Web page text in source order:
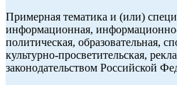
Примерная тематика и (или)
информационная,
политическая, образовательная,
культурно-просветительская,
законодательством Российской